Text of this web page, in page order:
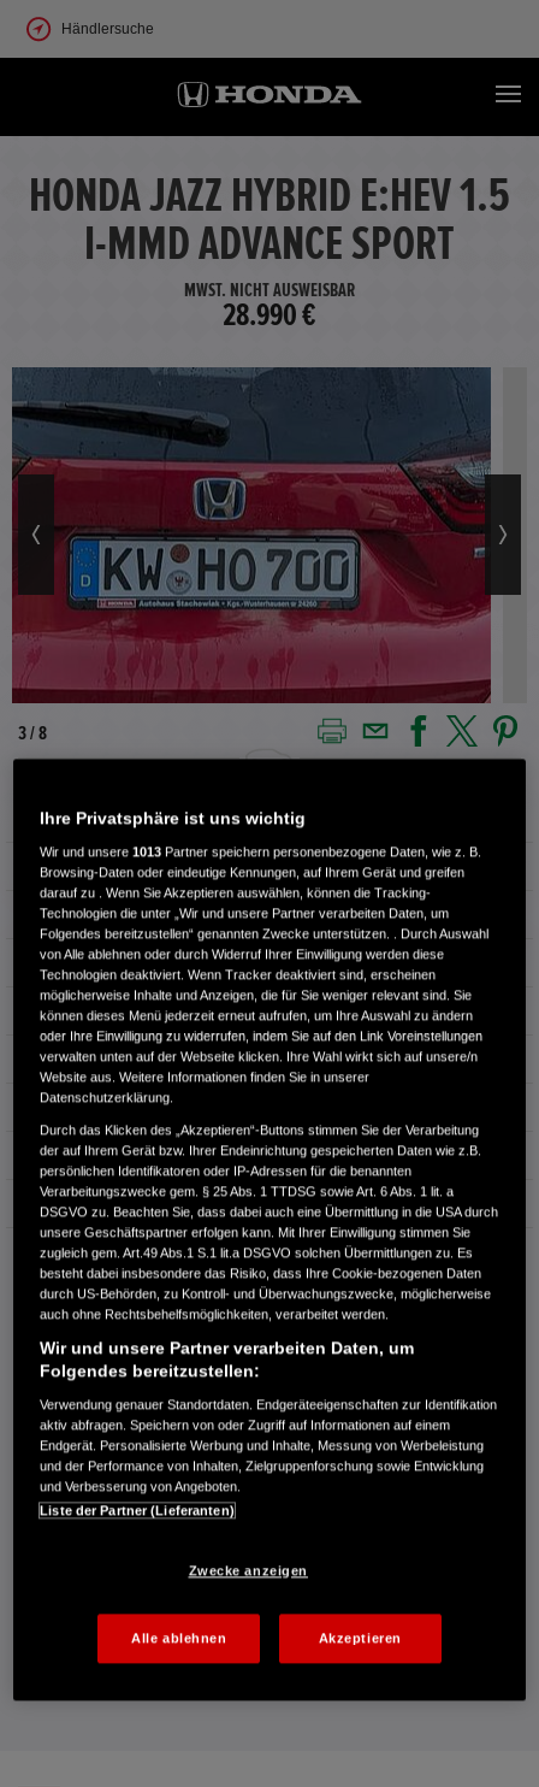
Händlersuche
HONDA JAZZ HYBRID E:HEV 1.5
I-MMD ADVANCE SPORT
MWST. NICHT AUSWEISBAR
28.990 €
4 / 8
Außenfarbe Rot
Kilometerstand 2.000 km
Kraftstoffart Benzin
Getriebe Automatik
Türen 5
Leistung 89 kW / 121 PS
Hubraum
Erstzulassung 07.2025
Bauart Limousine
DIETER STACHOWIAK GMBH & CO. KG
Potsdamer Str. 9a
15711 Königs Wusterhausen
RUFEN SIE UNS AN:
03375 / 24260
Route planen
Händlerbestand anzeigen
Händler kontaktieren
PROBEFAHRT VEREINBAREN
Ihre Privatsphäre ist uns wichtig
Wir und unsere1013 Partner speichern personenbezogene Daten, wie z. B.
Browsing-Daten oder eindeutige Kennungen, auf Ihrem Gerät und greifen
darauf zu . Wenn Sie Akzeptieren auswählen, können die Tracking-
Technologien die unter „Wir und unsere Partner verarbeiten Daten, um
Folgendes bereitzustellen“ genannten Zwecke unterstützen. . Durch Auswahl
von Alle ablehnen oder durch Widerruf Ihrer Einwilligung werden diese
Technologien deaktiviert. Wenn Tracker deaktiviert sind, erscheinen
möglicherweise Inhalte und Anzeigen, die für Sie weniger relevant sind. Sie
können dieses Menü jederzeit erneut aufrufen, um Ihre Auswahl zu ändern
oder Ihre Einwilligung zu widerrufen, indem Sie auf den Link Voreinstellungen
verwalten unten auf der Webseite klicken. Ihre Wahl wirkt sich auf unsere/n
Website aus. Weitere Informationen finden Sie in unserer
Datenschutzerklärung.
Durch das Klicken des „Akzeptieren“-Buttons stimmen Sie der Verarbeitung
der auf Ihrem Gerät bzw. Ihrer Endeinrichtung gespeicherten Daten wie z.B.
persönlichen Identifikatoren oder IP-Adressen für die benannten
Verarbeitungszwecke gem. § 25 Abs. 1 TTDSG sowie Art. 6 Abs. 1 lit. a
DSGVO zu. Beachten Sie, dass dabei auch eine Übermittlung in die USA durch
unsere Geschäftspartner erfolgen kann. Mit Ihrer Einwilligung stimmen Sie
zugleich gem. Art.49 Abs.1 S.1 lit.a DSGVO solchen Übermittlungen zu. Es
besteht dabei insbesondere das Risiko, dass Ihre Cookie-bezogenen Daten
durch US-Behörden, zu Kontroll- und Überwachungszwecke, möglicherweise
auch ohne Rechtsbehelfsmöglichkeiten, verarbeitet werden.
Wir und unsere Partner verarbeiten Daten, um
Folgendes bereitzustellen:
Verwendung genauer Standortdaten. Endgeräteeigenschaften zur Identifikation
aktiv abfragen. Speichern von oder Zugriff auf Informationen auf einem
Endgerät. Personalisierte Werbung und Inhalte, Messung von Werbeleistung
und der Performance von Inhalten, Zielgruppenforschung sowie Entwicklung
und Verbesserung von Angeboten.
Liste der Partner (Lieferanten)
Zwecke anzeigen
Alle ablehnen Akzeptieren